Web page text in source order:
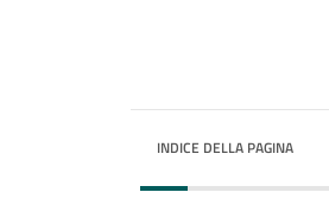
INDICE DELLA PAGINA